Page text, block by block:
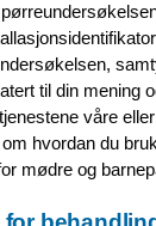
til din mening
våre
hvordan du
mødre og